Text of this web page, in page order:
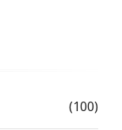
(100)